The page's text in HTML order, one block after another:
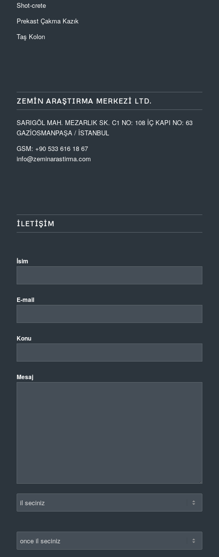
Shot-crete
Prekast Çakma Kazık
Taş Kolon
ZEMIN ARAŞTIRMA MERKEZI LTD.
SARIGÖL MAH. MEZARLIK SK. C1 NO: 108 İÇ KAPI NO: 63
GAZİOSMANPAŞA / İSTANBUL
GSM: +90 533 616 18 67
info@zeminarastirma.com
ILETIŞIM
İsim
E-mail
Konu
Mesaj